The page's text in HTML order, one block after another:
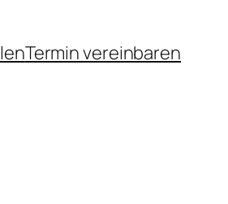
Termin vereinbaren